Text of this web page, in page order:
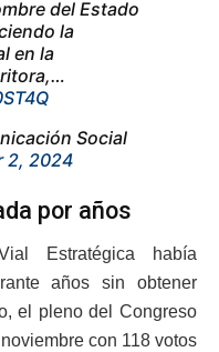
del Estado
la
en la
Social
2, 2024
por años
Estratégica había
años sin obtener
el pleno del Congreso
con 118 votos